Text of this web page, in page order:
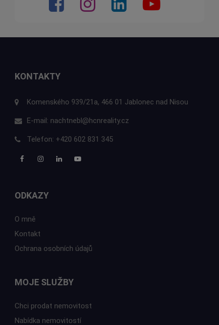
KONTAKTY
Komenského 939/21a, 466 01 Jablonec nad Nisou
E-mail: nachtnebl@hcnreality.cz
Telefon: +420 602 831 345
ODKAZY
O mně
Kontakt
Ochrana osobních údajů
MOJE SLUŽBY
Chci prodat nemovitost
Nabídka nemovitostí